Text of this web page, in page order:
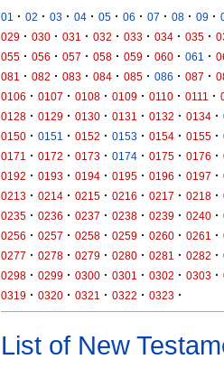
01 · 02 · 03 · 04 · 05 · 06 · 07 · 08 · 09 ·
029 · 030 · 031 · 032 · 033 · 034 · 035 ·
055 · 056 · 057 · 058 · 059 · 060 · 061 ·
081
· 082 · 083 · 084 · 085 · 086 · 087 ·
0106 · 0107 · 0108 · 0109 · 0110 · 0111 ·
0128 · 0129 · 0130 · 0131 · 0132 · 0134 ·
0150 · 0151 · 0152 · 0153 · 0154 · 0155 ·
0171
· 0172 · 0173 · 0174 · 0175 · 0176 ·
0192 · 0193 · 0194 · 0195 · 0196 · 0197 ·
0213 · 0214 · 0215 · 0216 · 0217 · 0218 ·
0235 · 0236 · 0237 · 0238 · 0239 · 0240 ·
0256 · 0257 · 0258 · 0259 · 0260 · 0261 ·
0277 · 0278 · 0279 · 0280 · 0281 · 0282 ·
0298 · 0299 · 0300 · 0301 · 0302 · 0303 ·
0319 · 0320 · 0321 · 0322 · 0323 ·
List of New